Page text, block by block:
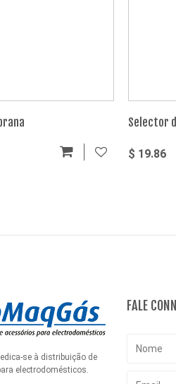
Selector
$ 19.86
se à distribuição de
electrodomésticos.
FALE